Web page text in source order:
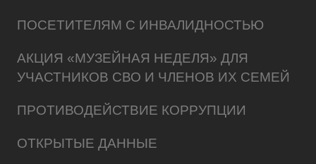
ПОСЕТИТЕЛЯМ С ИНВАЛИДНОСТЬЮ
АКЦИЯ «МУЗЕЙНАЯ НЕДЕЛЯ» ДЛЯ
УЧАСТНИКОВ СВО И ЧЛЕНОВ ИХ СЕМЕЙ
ПРОТИВОДЕЙСТВИЕ КОРРУПЦИИ
ОТКРЫТЫЕ ДАННЫЕ